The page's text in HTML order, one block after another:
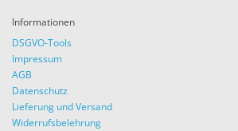
Informationen
DSGVO-Tools
Impressum
AGB
Datenschutz
Lieferung und Versand
Widerrufsbelehrung